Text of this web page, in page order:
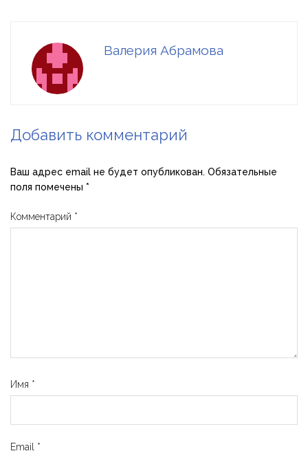
Валерия Абрамова
Добавить комментарий
Ваш адрес email не будет опубликован. Обязательные
поля помечены *
Комментарий *
Имя *
Email *